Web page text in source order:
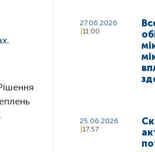
.
27.06.2026
11:00
25.06.2026
17:57